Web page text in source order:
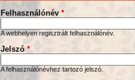
Felhasználónév *
A webhelyen regisztrált felhasználónév.
Jelszó *
A felhasználónévhez tartozó jelszó.